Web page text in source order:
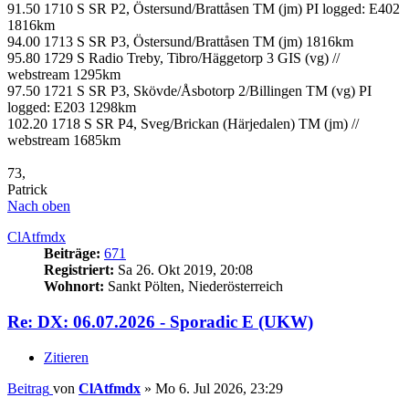
91.50 1710 S SR P2, Östersund/Brattåsen TM (jm) PI logged: E402
1816km
94.00 1713 S SR P3, Östersund/Brattåsen TM (jm) 1816km
95.80 1729 S Radio Treby, Tibro/Häggetorp 3 GIS (vg) //
webstream 1295km
97.50 1721 S SR P3, Skövde/Åsbotorp 2/Billingen TM (vg) PI
logged: E203 1298km
102.20 1718 S SR P4, Sveg/Brickan (Härjedalen) TM (jm) //
webstream 1685km
73,
Patrick
Nach oben
ClAtfmdx
Beiträge: 671
Registriert: Sa 26. Okt 2019, 20:08
Wohnort: Sankt Pölten, Niederösterreich
Re: DX: 06.07.2026 - Sporadic E (UKW)
Zitieren
Beitrag von ClAtfmdx » Mo 6. Jul 2026, 23:29